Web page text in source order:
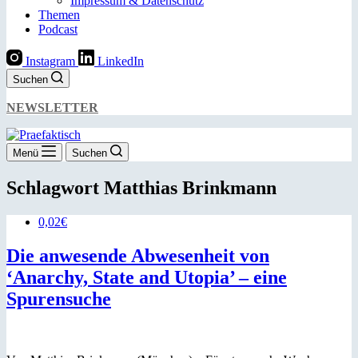
Themen
Podcast
Instagram LinkedIn
Suchen
NEWSLETTER
Menü Suchen
Schlagwort Matthias Brinkmann
0,02€
Die anwesende Abwesenheit von
‘Anarchy, State and Utopia’ – eine
Spurensuche